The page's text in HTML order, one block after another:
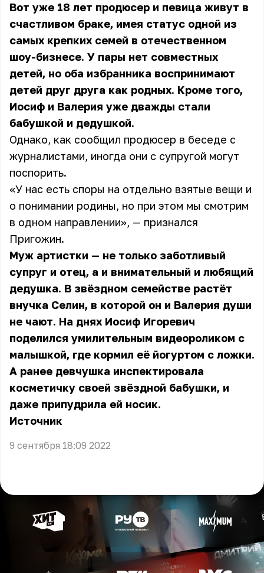
Вот уже 18 лет продюсер и певица живут в
счастливом браке, имея статус одной из
самых крепких семей в отечественном
шоу-бизнесе. У пары нет совместных
детей, но оба избранника воспринимают
детей друг друга как родных. Кроме того,
Иосиф и Валерия уже дважды стали
бабушкой и дедушкой.
Однако, как сообщил продюсер в беседе с
журналистами, иногда они с супругой могут
поспорить.
«У нас есть споры на отдельно взятые вещи и
о понимании родины, но при этом мы смотрим
в одном направлении», — признался
Пригожин.
Муж артистки — не только заботливый
супруг и отец, а и внимательный и любящий
дедушка. В звёздном семействе растёт
внучка Селин, в которой он и Валерия души
не чают. На днях Иосиф Игоревич
поделился умилительным видеороликом с
малышкой, где кормил её йогуртом с ложки.
А ранее девчушка инспектировала
косметичку своей звёздной бабушки, и
даже припудрила ей носик.
Источник
9 сентября 18:09 2022